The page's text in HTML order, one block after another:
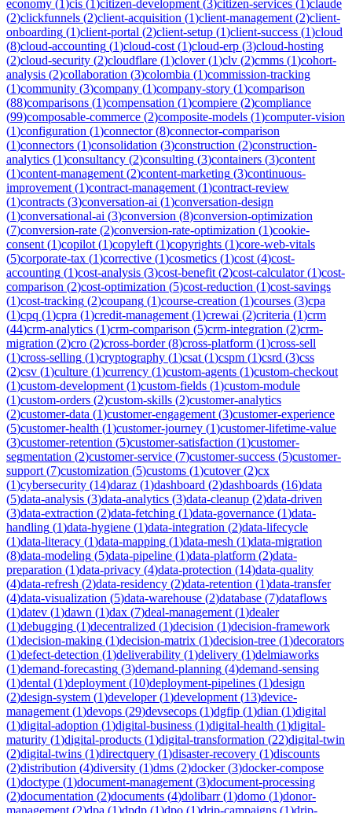
economy (1)cis (1)citizen-development (3)citizen-services (1)claude
(2)clickfunnels (2)client-acquisition (1)client-management (2)client-
onboarding (1)client-portal (2)client-setup (1)client-success (1)cloud
(8)cloud-accounting (1)cloud-cost (1)cloud-erp (3)cloud-hosting
(2)cloud-security (2)cloudflare (1)clover(1)clv (2)cmms (1)cohort-
analysis (2)collaboration (3)colombia (1)commission-tracking
(1)community (3)company (1)company-story (1)comparison
(88)comparisons (1)compensation (1)compiere (2)compliance
(99)composable-commerce (2)composite-models (1)computer-vision
(1)configuration (1)connector(8)connector-comparison
(1)connectors (1)consolidation (3)construction (2)construction-
analytics (1)consultancy (2)consulting (3)containers (3)content
(1)content-management (2)content-marketing (3)continuous-
improvement (1)contract-management (1)contract-review
(1)contracts (3)conversation-ai (1)conversation-design
(1)conversational-ai (3)conversion (8)conversion-optimization
(7)conversion-rate (2)conversion-rate-optimization (1)cookie-
consent (1)copilot (1)copyleft (1)copyrights (1)core-web-vitals
(5)corporate-tax (1)corrective (1)cosmetics (1)cost (4)cost-
accounting (1)cost-analysis (3)cost-benefit (2)cost-calculator(1)cost-
comparison (2)cost-optimization (5)cost-reduction (1)cost-savings
(1)cost-tracking (2)coupang (1)course-creation (1)courses (3)cpa
(1)cpq (1)cpra (1)credit-management (1)crewai (2)criteria (1)crm
(44)crm-analytics (1)crm-comparison (5)crm-integration (2)crm-
migration (2)cro (2)cross-border(8)cross-platform (1)cross-sell
(1)cross-selling (1)cryptography (1)csat (1)cspm (1)csrd (3)css
(2)csv (1)culture (1)currency (1)custom-agents (1)custom-checkout
(1)custom-development (1)custom-fields (1)custom-module
(1)custom-orders (2)custom-skills (2)customer-analytics
(2)customer-data (1)customer-engagement (3)customer-experience
(5)customer-health (1)customer-journey (1)customer-lifetime-value
(3)customer-retention (5)customer-satisfaction (1)customer-
segmentation (2)customer-service (7)customer-success (5)customer-
support (7)customization (5)customs (1)cutover(2)cx
(1)cybersecurity (14)daraz (1)dashboard (2)dashboards (16)data
(5)data-analysis (3)data-analytics (3)data-cleanup (2)data-driven
(3)data-extraction (2)data-fetching (1)data-governance (1)data-
handling (1)data-hygiene (1)data-integration (2)data-lifecycle
(1)data-literacy (1)data-mapping (1)data-mesh (1)data-migration
(8)data-modeling (5)data-pipeline (1)data-platform (2)data-
preparation (1)data-privacy (4)data-protection (14)data-quality
(4)data-refresh (2)data-residency (2)data-retention (1)data-transfer
(4)data-visualization (5)data-warehouse (2)database (7)dataflows
(1)datev (1)dawn (1)dax (7)deal-management (1)dealer
(1)debugging (1)decentralized (1)decision (1)decision-framework
(1)decision-making (1)decision-matrix (1)decision-tree (1)decorators
(1)defect-detection (1)deliverability (1)delivery (1)delmiaworks
(1)demand-forecasting (3)demand-planning (4)demand-sensing
(1)dental (1)deployment (10)deployment-pipelines (1)design
(2)design-system (1)developer(1)development (13)device-
management (1)devops (29)devsecops (1)dgfip (1)dian (1)digital
(1)digital-adoption (1)digital-business (1)digital-health (1)digital-
maturity (1)digital-products (1)digital-transformation (22)digital-twin
(2)digital-twins (1)directquery (1)disaster-recovery (1)discounts
(2)distribution (4)diversity (1)dms (2)docker(3)docker-compose
(1)doctype (1)document-management (3)document-processing
(2)documentation (2)documents (4)dolibarr(1)domo (1)donor-
management (2)dpa (1)dpdp (1)dpo (1)drip-campaigns (1)drip-